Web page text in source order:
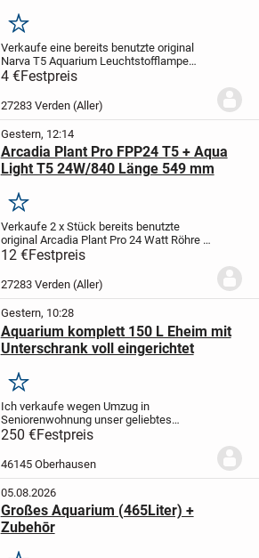
Merken
Verkaufe eine bereits benutzte original
Narva T5 Aquarium Leuchtstofflampe
Daylight warm weiss 18 Watt und 60 cm
Länge, wie abgebildet.
Zustand: In einem guten gebrauchten
4 €Festpreis
27283 Verden (Aller)
Gestern, 12:14
Arcadia Plant Pro FPP24 T5 + Aqua
Light T5 24W/840 Länge 549 mm
Merken
Verkaufe 2 x Stück bereits benutzte
original Arcadia Plant Pro 24 Watt Röhre +
Aqua Light T5 24 Watt Coral-Blue Länge
beider Leuchtmittel 549 mm voll
funktionstüchtig, wie abgebildet.
Kosmetische...
12 €Festpreis
27283 Verden (Aller)
Gestern, 10:28
Aquarium komplett 150 L Eheim mit
Unterschrank voll eingerichtet
Merken
Ich verkaufe wegen Umzug in
Seniorenwohnung unser geliebtes
Aquarium 150 L Eheim mit Unterschrank
inkl. Besatz von Fische-Garnelen-
Schnecken,- Steine,- Wurzeln,- LED licht
3x 7.7 w,- Juwel Bio Flow M...
250 €Festpreis
46145 Oberhausen
05.08.2026
Großes Aquarium (465Liter) +
Zubehōr